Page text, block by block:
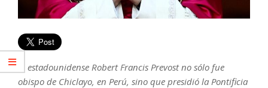
El estadounidense Robert Francis Prevost no sólo fue
obispo de Chiclayo, en Perú, sino que presidió la Pontificia